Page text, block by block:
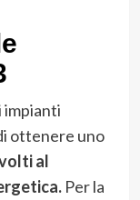
impianti
ottenere uno
al
Per la